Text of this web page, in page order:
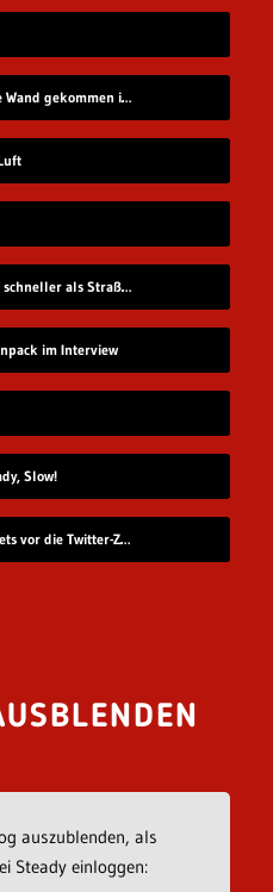
Wie wohl der Fleck an die Wand gekommen ist?
Mann läuft Linienstrecke schneller als Straßenbahn
im Interview
Slow!
Nicht-gelöschte Hate Tweets vor die Twitter-Zentrale gesprüht
auszublenden, als
Steady einloggen: